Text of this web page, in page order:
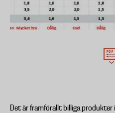
Det är framförallt billiga